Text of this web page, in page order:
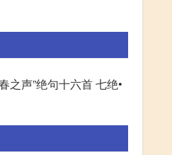
之声”绝句十六首 七绝•